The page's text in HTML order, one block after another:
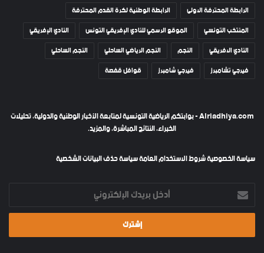
الرابطة المحترفة الاولى
الرابطة الوطنية لكرة القدم المحترفة
المنتخب التونسي
الموقع الرسمي للنادي الإفريقي التونس
النادي الإفريقي
النادي الافريقي
النجم النجم الرياضي الساحلي
النجم الساحلي
فيرجي تشامبرز
فيرجي شامبرز قوافل قفصة
Alriadhiya.com - بوابتكم الرياضية التونسية لمتابعة الأخبار الوطنية والدولية، تحليلات
الخبراء، النتائج المباشرة، والمزيد.
سياسة الخصوصيةشروط الاستخدام العامةسياسة حذف البيانات الشخصية
أدخل
بريدك
الإلكتروني